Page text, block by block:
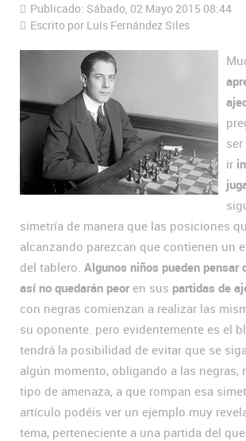
Publicado: Sábado, 02 Mayo 2015 08:44
Escrito por Luís Fernández Siles
ir
simetría de manera que las posiciones
alcanzando parezcan que contienen un
del tablero. Algunos niños pueden pensar
así no quedarán peor en sus partidas de
con negras comienzan a realizar las
su oponente. pero evidentemente es el
tendrá la posibilidad de evitar que se
algún momento, obligando a las negras,
tipo de amenaza, a que rompan esa
artículo podéis ver un ejemplo muy
tema, perteneciente a una partida del